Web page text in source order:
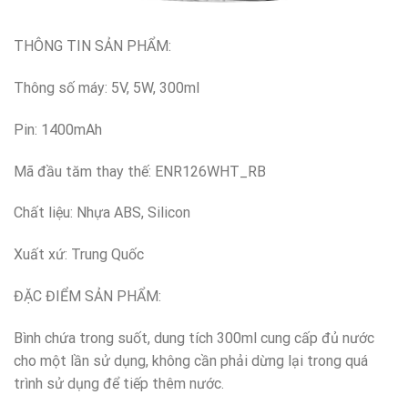
THÔNG TIN SẢN PHẨM:
Thông số máy: 5V, 5W, 300ml
Pin: 1400mAh
Mã đầu tăm thay thế: ENR126WHT_RB
Chất liệu: Nhựa ABS, Silicon
Xuất xứ: Trung Quốc
ĐẶC ĐIỂM SẢN PHẨM:
Bình chứa trong suốt, dung tích 300ml cung cấp đủ nước
cho một lần sử dụng, không cần phải dừng lại trong quá
trình sử dụng để tiếp thêm nước.